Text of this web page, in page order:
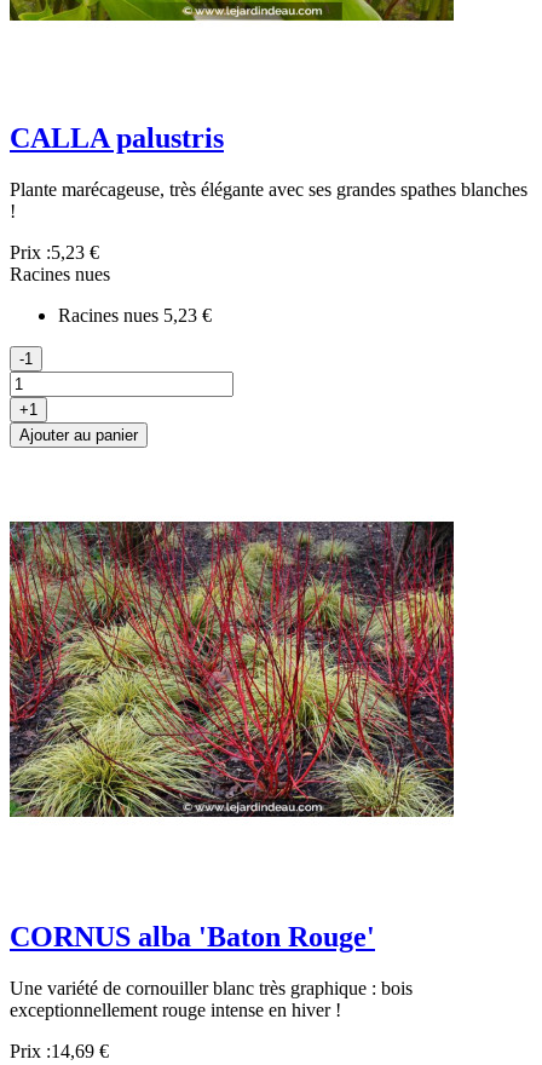
CALLA palustris
Plante marécageuse, très élégante avec ses grandes spathes blanches
!
Prix :5,23 €
Racines nues
Racines nues 5,23 €
-1
+1
Ajouter au panier
CORNUS alba 'Baton Rouge'
Une variété de cornouiller blanc très graphique : bois
exceptionnellement rouge intense en hiver !
Prix :14,69 €